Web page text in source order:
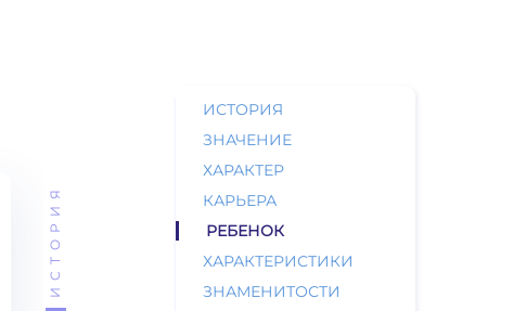
ИСТОРИЯ
ИСТОРИЯ
ЗНАЧЕНИЕ
ХАРАКТЕР
КАРЬЕРА
РЕБЕНОК
ХАРАКТЕРИСТИКИ
ЗНАМЕНИТОСТИ